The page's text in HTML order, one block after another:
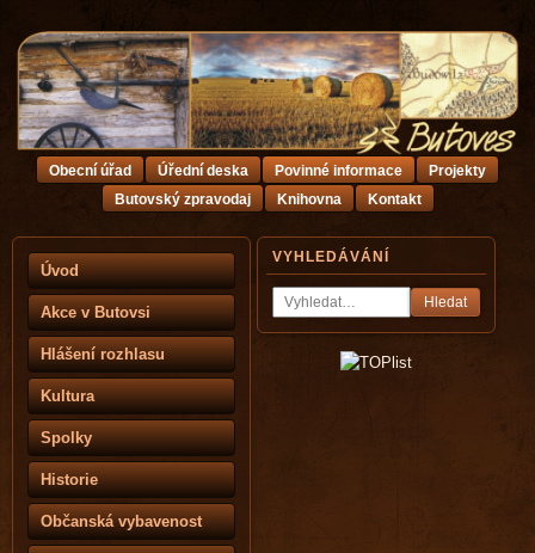
Úvod
Akce v Butovsi
Hlášení rozhlasu
Kultura
Spolky
Historie
Občanská vybavenost
VYHLEDÁVÁNÍ
Hledat
Obecní úřad Úřední deska Povinné informace
Projekty
Butovský zpravodaj
Knihovna Kontakt